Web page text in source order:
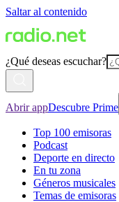
Saltar al contenido
¿Qué deseas escuchar?
Abrir appDescubre Prime
Top 100 emisoras
Podcast
Deporte en directo
En tu zona
Géneros musicales
Temas de emisoras